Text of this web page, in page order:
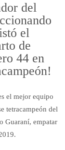
del
el
de
44 en
el mejor equipo
tetracampeón del
Guaraní, empatar